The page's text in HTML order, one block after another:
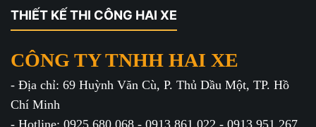
THIẾT KẾ THI CÔNG HAI XE
CÔNG TY TNHH HAI XE
- Địa chỉ: 69 Huỳnh Văn Cù, P. Thủ Dầu Một, TP. Hồ
Chí Minh
- Hotline: 0925.680.068 - 0913.861.022 - 0913.951.267